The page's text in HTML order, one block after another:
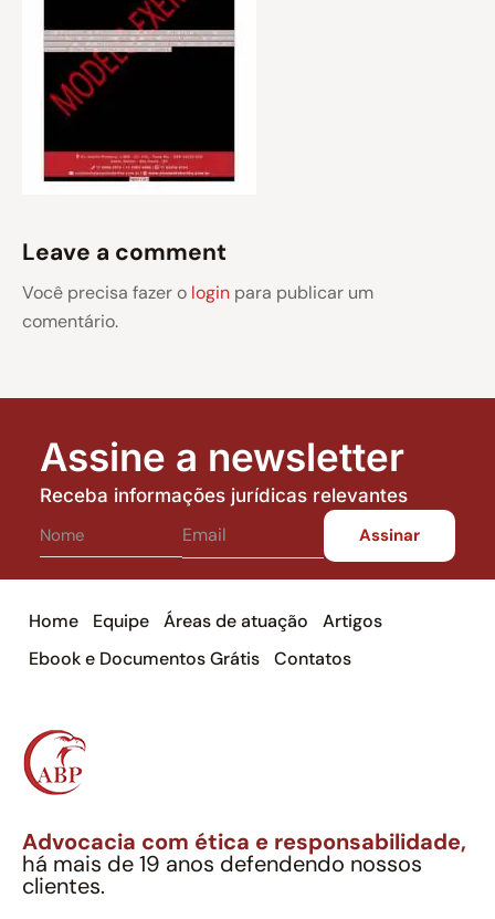
Leave a comment
Você precisa fazer o login para publicar um
comentário.
Assine a newsletter
Receba informações jurídicas relevantes
Home Equipe Áreas de atuação
Artigos
Ebook e Documentos Grátis
Contatos
Advocacia com ética e responsabilidade,
há mais de 19 anos defendendo nossos
clientes.